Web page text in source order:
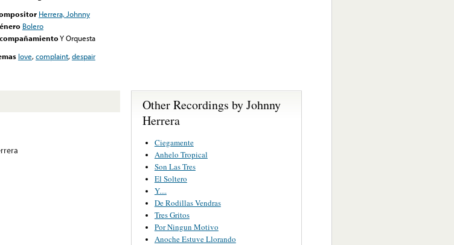
Herrera, Johnny
Bolero
Y Orquesta
love,complaint,despair
Other Recordings by Johnny
Herrera
Ciegamente
Anhelo Tropical
Son Las Tres
El Soltero
Y....
De Rodillas Vendras
Tres Gritos
Por Ningun Motivo
Anoche Estuve Llorando